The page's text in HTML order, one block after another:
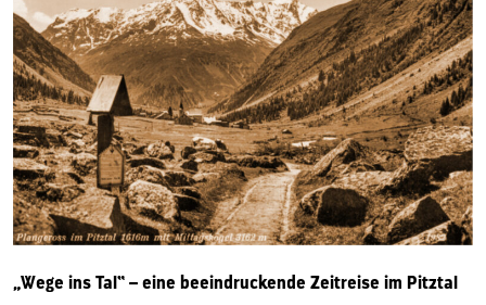
„Wege ins Tal“ – eine beeindruckende Zeitreise im Pitztal